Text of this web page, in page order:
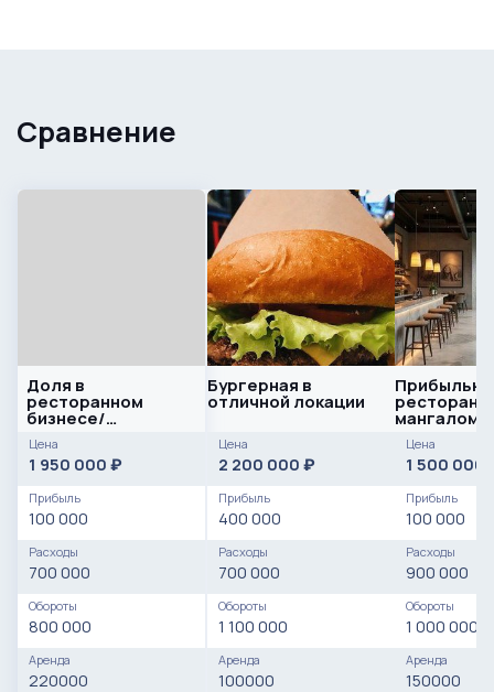
Сравнение
Доля в
ресторанном
бизнесе/
Гарантированный
доход
Цена
1 950 000 ₽
Прибыль
100 000
Расходы
700 000
Обороты
800 000
Аренда
220000
Бургерная в
отличной локации
Цена
2 200 000 ₽
Прибыль
400 000
Расходы
700 000
Обороты
1 100 000
Аренда
100000
ресторан
мангалом
Цена
1 500 000
Прибыль
100 000
Расходы
900 000
Обороты
1 000 000
Аренда
150000